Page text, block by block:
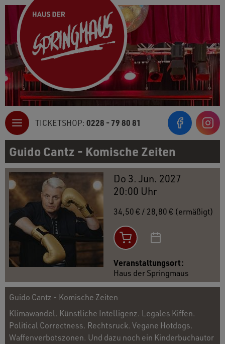
TICKETSHOP: 0228 - 79 80 81
Guido Cantz - Komische Zeiten
Do 3. Jun. 2027
20:00 Uhr
34,50 € / 28,80 € (ermäßigt)
Veranstaltungsort:
Haus der Springmaus
Guido Cantz - Komische Zeiten
Klimawandel. Künstliche Intelligenz. Legales Kiffen.
Political Correctness. Rechtsruck. Vegane Hotdogs.
Waffenverbotszonen. Und dazu noch ein Kinderbuchautor